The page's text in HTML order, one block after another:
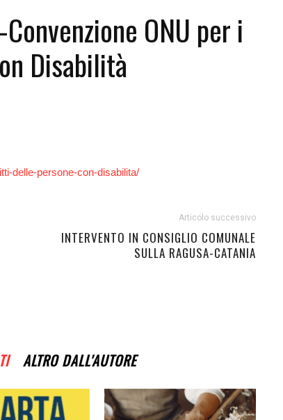
il
ONU per i
Disabilità
delle-persone-con-disabilita/
Articolo successivo
INTERVENTO IN CONSIGLIO COMUNALE
SULLA RAGUSA-CATANIA
ALTRO DALL'AUTORE